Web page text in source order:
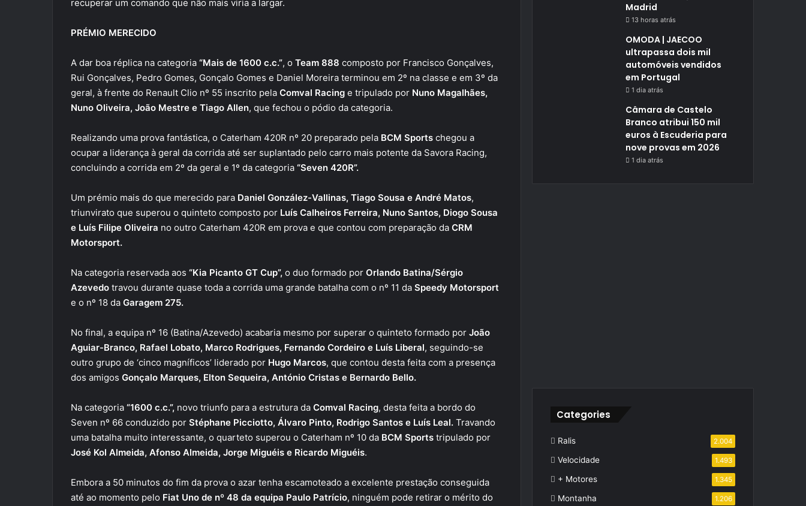
recuperar um comando que não mais viria a largar.
PRÉMIO MERECIDO
A dar boa réplica na categoria “Mais de 1600 c.c.”, o Team 888 composto por Francisco Gonçalves,
Rui Gonçalves, Pedro Gomes, Gonçalo Gomes e Daniel Moreira terminou em 2º na classe e em 3º da
geral, à frente do Renault Clio nº 55 inscrito pela Comval Racing e tripulado por Nuno Magalhães,
Nuno Oliveira, João Mestre e Tiago Allen, que fechou o pódio da categoria.
Realizando uma prova fantástica, o Caterham 420R nº 20 preparado pela BCM Sports chegou a
ocupar a liderança à geral da corrida até ser suplantado pelo carro mais potente da Savora Racing,
concluindo a corrida em 2º da geral e 1º da categoria “Seven 420R”.
Um prémio mais do que merecido para Daniel González-Vallinas, Tiago Sousa e André Matos,
triunvirato que superou o quinteto composto por Luís Calheiros Ferreira, Nuno Santos, Diogo Sousa
e Luís Filipe Oliveira no outro Caterham 420R em prova e que contou com preparação da CRM
Motorsport.
Na categoria reservada aos “Kia Picanto GT Cup”, o duo formado por Orlando Batina/Sérgio
Azevedo travou durante quase toda a corrida uma grande batalha com o nº 11 da Speedy Motorsport
e o nº 18 da Garagem 275.
No final, a equipa nº 16 (Batina/Azevedo) acabaria mesmo por superar o quinteto formado por João
Aguiar-Branco, Rafael Lobato, Marco Rodrigues, Fernando Cordeiro e Luís Liberal, seguindo-se
outro grupo de ‘cinco magníficos’ liderado por Hugo Marcos, que contou desta feita com a presença
dos amigos Gonçalo Marques, Elton Sequeira, António Cristas e Bernardo Bello.
Na categoria “1600 c.c.”, novo triunfo para a estrutura da Comval Racing, desta feita a bordo do
Seven nº 66 conduzido por Stéphane Picciotto, Álvaro Pinto, Rodrigo Santos e Luís Leal. Travando
uma batalha muito interessante, o quarteto superou o Caterham nº 10 da BCM Sports tripulado por
José Kol Almeida, Afonso Almeida, Jorge Miguéis e Ricardo Miguéis.
Embora a 50 minutos do fim da prova o azar tenha escamoteado a excelente prestação conseguida
até ao momento pelo Fiat Uno de nº 48 da equipa Paulo Patrício, ninguém pode retirar o mérito do
Madrid
13 horas atrás
OMODA | JAECOO
ultrapassa dois mil
automóveis vendidos
em Portugal
1 dia atrás
Câmara de Castelo
Branco atribui 150 mil
euros à Escuderia para
nove provas em 2026
1 dia atrás
Categories
Ralis 2.004
Velocidade 1.493
+ Motores 1.345
Montanha 1.206